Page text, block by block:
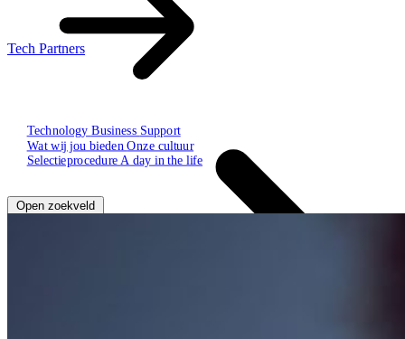
Technology Business Support
Wat wij jou biedenOnze cultuur
Selectieprocedure A day in the life
Open zoekveld
Tech Partners